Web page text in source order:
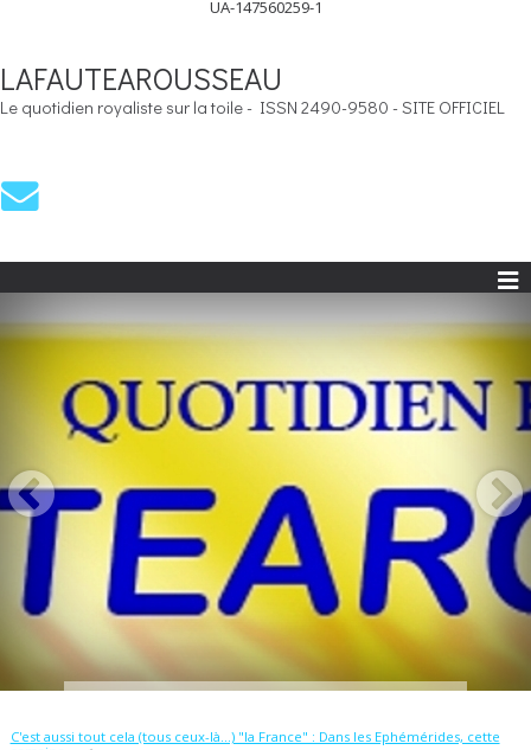
UA-147560259-1
LAFAUTEAROUSSEAU
Le quotidien royaliste sur la toile - ISSN 2490-9580 - SITE OFFICIEL
C'est aussi tout cela (tous ceux-là...) "la France" : Dans les Ephémérides, cette